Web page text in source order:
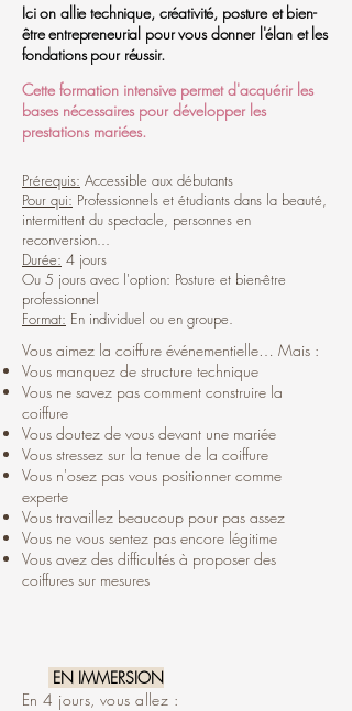
Ici on allie technique, créativité, posture et bien-
être entrepreneurial pour vous donner l'élan et les
fondations pour réussir.
Cette formation intensive permet d'acquérir les
bases nécessaires pour développer les
prestations mariées.
Prérequis: Accessible aux débutants
Pour qui: Professionnels et étudiants dans la beauté,
intermittent du spectacle, personnes en
reconversion...
Durée: 4 jours
Ou 5 jours avec l'option: Posture et bien-être
professionnel
Format: En individuel ou en groupe.
Vous aimez la coiffure événementielle… Mais :
Vous manquez de structure technique
Vous ne savez pas comment construire la
coiffure
Vous doutez de vous devant une mariée
Vous stressez sur la tenue de la coiffure
Vous n'osez pas vous positionner comme
experte
Vous travaillez beaucoup pour pas assez
Vous ne vous sentez pas encore légitime
Vous avez des difficultés à proposer des
coiffures sur mesures
EN IMMERSION
En 4 jours, vous allez :